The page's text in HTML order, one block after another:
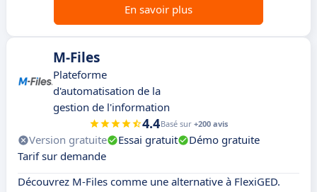
En savoir plus
M-Files
Plateforme
d'automatisation de la
gestion de l'information
4.4Basé sur +200 avis
Version gratuite Essai gratuit
Démo gratuite
Tarif sur demande
Découvrez M-Files comme une alternative à FlexiGED.